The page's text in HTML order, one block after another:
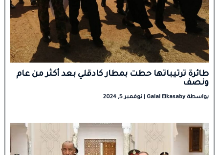
طائرة ترتيباتها حطت بمطار كادقلي بعد أكثر من عام
ونصف
بواسطة Galal Elkasaby نوفمبر 5, 2024